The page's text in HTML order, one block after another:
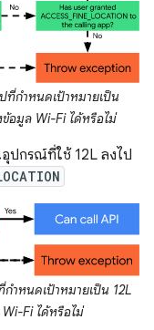
กำหนดเป้าหมายเป็น
ข้อมูล Wi-Fi ได้หรือไม่
อุปกรณ์ที่ใช้ 12L ลงไป
ำหนดเป้าหมายเป็น 12L
Fi ได้หรือไม่